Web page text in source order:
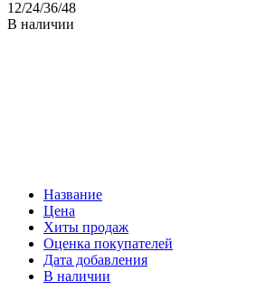
12/24/36/48
В наличии
Название
Цена
Хиты продаж
Оценка покупателей
Дата добавления
В наличии